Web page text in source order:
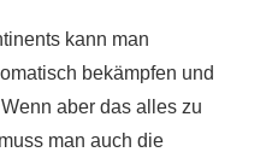
kann man
bekämpfen und
aber das alles zu
man auch die